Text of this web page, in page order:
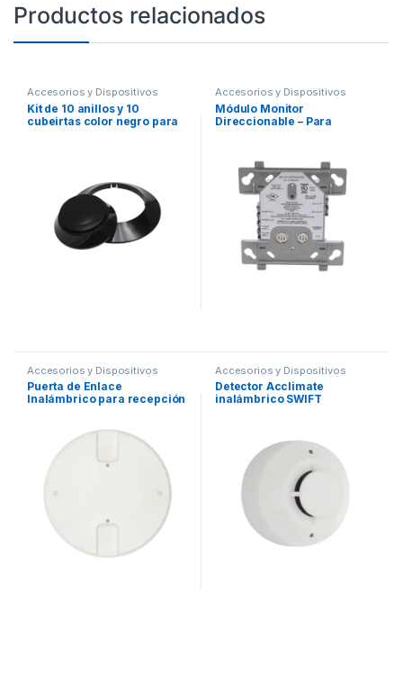
Productos relacionados
Accesorios y Dispositivos
Direccionables Detección de
Fuego
Kit de 10 anillos y 10
cubeirtas color negro para
Accesorios y Dispositivos
Direccionables Detección de
Fuego
Módulo Monitor
Direccionable – Para
convencionales al SLC.
Accesorios y Dispositivos
Direccionables Detección de
Fuego
Puerta de Enlace
Inalámbrico para recepción
Accesorios y Dispositivos
Direccionables, Detección de
Fuego
Detector Acclimate
inalámbrico SWIFT